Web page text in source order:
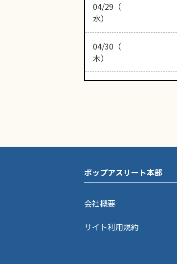
04/29（
水）
04/30（
木）
ポップアスリート本部
会社概要
サイト利用規約